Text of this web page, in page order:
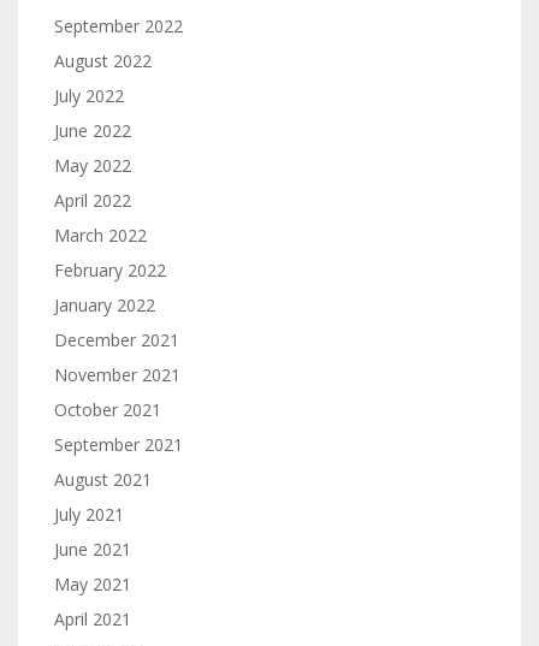
September 2022
August 2022
July 2022
June 2022
May 2022
April 2022
March 2022
February 2022
January 2022
December 2021
November 2021
October 2021
September 2021
August 2021
July 2021
June 2021
May 2021
April 2021